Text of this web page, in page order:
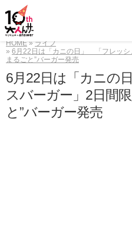
HOME
ライフ
6月22日は「カニの日」 「フレッシ
まるごと”バーガー発売
6月22日は「カニの
スバーガー」2日間
と”バーガー発売